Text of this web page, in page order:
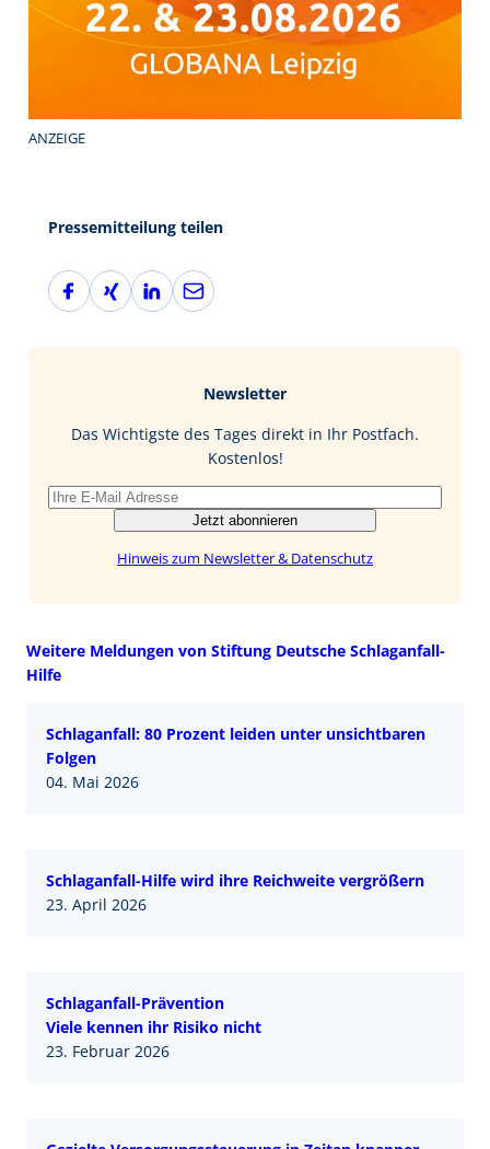
ANZEIGE
Pressemitteilung teilen
F
a
X
i
L
i
I
E
-
Newsletter
Das Wichtigste des Tages direkt in Ihr Postfach.
Kostenlos!
Jetzt abonnieren
Hinweis zum Newsletter & Datenschutz
Weitere Meldungen von Stiftung Deutsche Schlaganfall-
Hilfe
Schlaganfall: 80 Prozent leiden unter unsichtbaren
Folgen
04. Mai 2026
Schlaganfall-Hilfe wird ihre Reichweite vergrößern
23. April 2026
Schlaganfall-Prävention
Viele kennen ihr Risiko nicht
23. Februar 2026